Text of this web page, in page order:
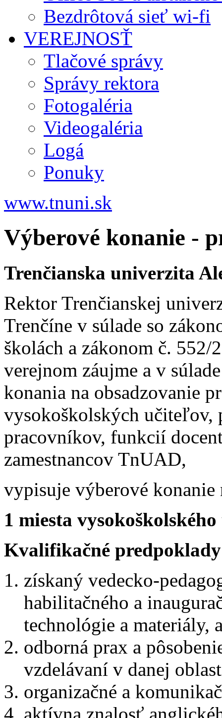
Bezdrôtová sieť wi-fi
VEREJNOSŤ
Tlačové správy
Správy rektora
Fotogaléria
Videogaléria
Logá
Ponuky
www.tnuni.sk
Výberové konanie -
Trenčianska univerzita
Rektor Trenčianskej
Trenčíne v súlade so
školách a zákonom č.
verejnom záujme a v
konania na obsadzovanie
vysokoškolských učiteľov,
pracovníkov, funkcií
zamestnancov TnUAD,
vypisuje výberové konanie
1 miesta vysokoškolského
Kvalifikačné
získaný vedecko-
habilitačného a
technológie a materiály,
odborná prax a
vzdelávaní v danej
organizačné a
aktívna znalosť